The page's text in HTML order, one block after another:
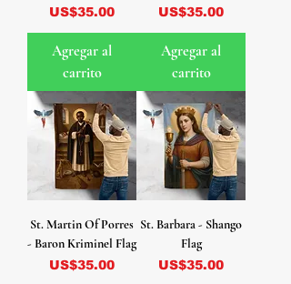
Precio
US$35.00
Agregar al
carrito
Precio
US$35.00
Agregar al
carrito
St. Martin Of Porres
- Baron Kriminel Flag
Precio
US$35.00
St. Barbara - Shango
Flag
Precio
US$35.00